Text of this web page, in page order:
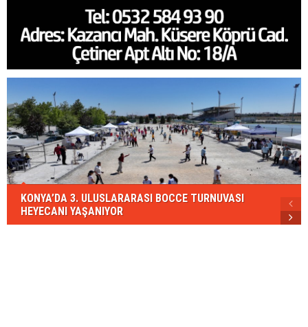
KONYA’DA 3. ULUSLARARASI BOCCE TURNUVASI
HEYECANI YAŞANIYOR